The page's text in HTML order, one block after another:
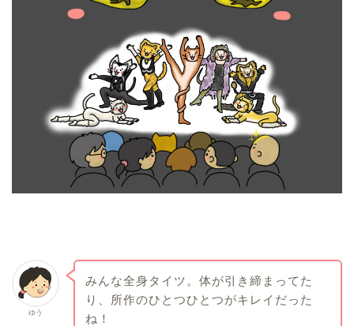
ゆう
みんな全身タイツ。体が引き締まってた
り、所作のひとつひとつがキレイだった
ね！